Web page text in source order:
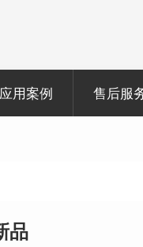
应用案例 售后服
品